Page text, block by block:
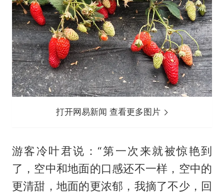
打开网易新闻 查看更多图片
游客冷叶君说：“第一次来就被惊艳到
了，空中和地面的口感还不一样，空中的
更清甜，地面的更浓郁，我摘了不少，回